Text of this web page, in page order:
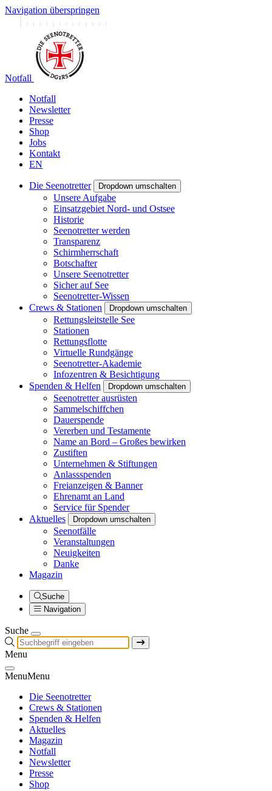
Navigation überspringen
Notfall
Notfall
Newsletter
Presse
Shop
Jobs
Kontakt
EN
Die Seenotretter Dropdown umschalten
Unsere Aufgabe
Einsatzgebiet Nord- und Ostsee
Historie
Seenotretter werden
Transparenz
Schirmherrschaft
Botschafter
Unsere Seenotretter
Sicher auf See
Seenotretter-Wissen
Crews & Stationen
Dropdown umschalten
Rettungsleitstelle See
Stationen
Rettungsflotte
Virtuelle Rundgänge
Seenotretter-Akademie
Infozentren & Besichtigung
Spenden & Helfen
Dropdown umschalten
Seenotretter ausrüsten
Sammelschiffchen
Dauerspende
Vererben und Testamente
Name an Bord – Großes bewirken
Zustiften
Unternehmen & Stiftungen
Anlassspenden
Freianzeigen & Banner
Ehrenamt an Land
Service für Spender
Aktuelles
Dropdown umschalten
Seenotfälle
Veranstaltungen
Neuigkeiten
Danke
Magazin
Suche
Navigation
Suche
Menu
MenuMenu
Die Seenotretter
Crews & Stationen
Spenden & Helfen
Aktuelles
Magazin
Notfall
Newsletter
Presse
Shop